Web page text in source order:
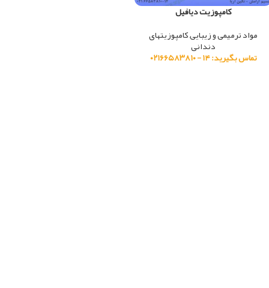
کامپوزیت دیافیل
مواد ترمیمی و زیبایی,کامپوزیتهای
دندانی
تماس بگیرید: ۱۴ - ۰۲۱۶۶۵۸۳۸۱۰